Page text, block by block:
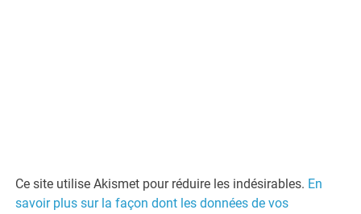
Ce site utilise Akismet pour réduire les indésirables. En
savoir plus sur la façon dont les données de vos